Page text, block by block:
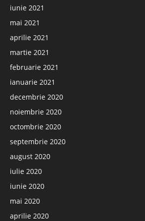
iunie 2021
mai 2021
aprilie 2021
martie 2021
februarie 2021
ianuarie 2021
decembrie 2020
noiembrie 2020
octombrie 2020
septembrie 2020
august 2020
iulie 2020
iunie 2020
mai 2020
aprilie 2020